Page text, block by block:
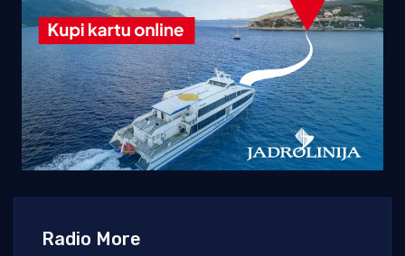
Radio More